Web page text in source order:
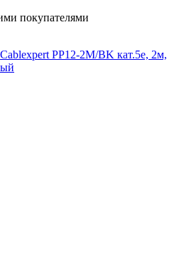
покупателями